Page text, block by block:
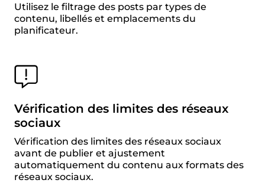
Utilisez le filtrage des posts par types de
contenu, libellés et emplacements du
planificateur.
Vérification des limites des réseaux
sociaux
Vérification des limites des réseaux sociaux
avant de publier et ajustement
automatiquement du contenu aux formats des
réseaux sociaux.